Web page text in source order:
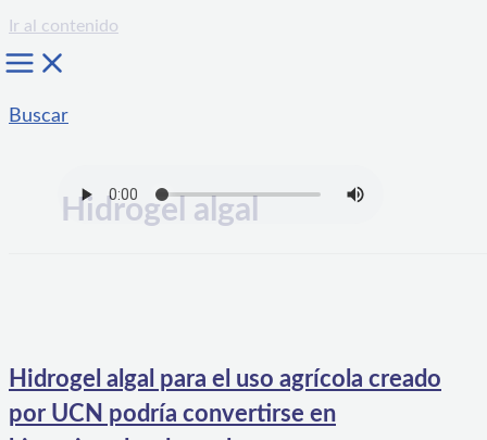
Ir al contenido
Buscar
Hidrogel algal
Hidrogel algal para el uso agrícola creado
por UCN podría convertirse en